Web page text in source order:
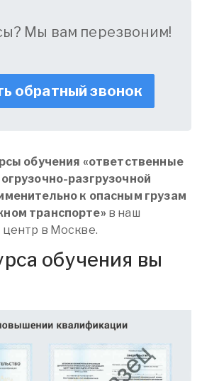
Мы вам перезвоним!
обратный звонок
обучения «ответственные
разгрузочной
к опасным грузам
транспорте» в наш
в Москве.
обучения вы